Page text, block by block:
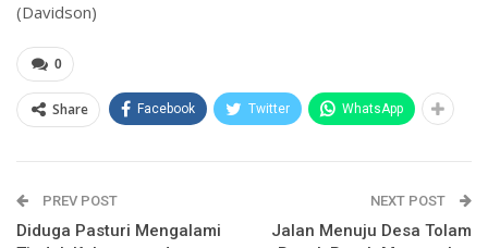
(Davidson)
0
Share Facebook Twitter WhatsApp
PREV POST
Diduga Pasturi Mengalami
NEXT POST
Jalan Menuju Desa Tolam